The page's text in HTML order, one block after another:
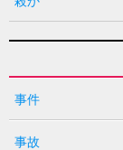
事件
事故